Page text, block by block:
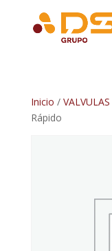
Inicio / VALVULAS
Rápido